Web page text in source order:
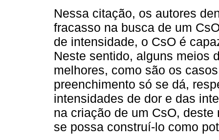
Nessa citação, os autores
fracasso na busca de um
de intensidade, o CsO é
Neste sentido, alguns meios
melhores, como são os
preenchimento só se dá,
intensidades de dor e das
na criação de um CsO,
se possa construí-lo como